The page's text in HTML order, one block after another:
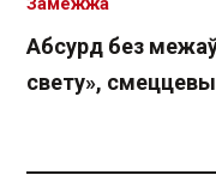
Абсурд без
свету»,